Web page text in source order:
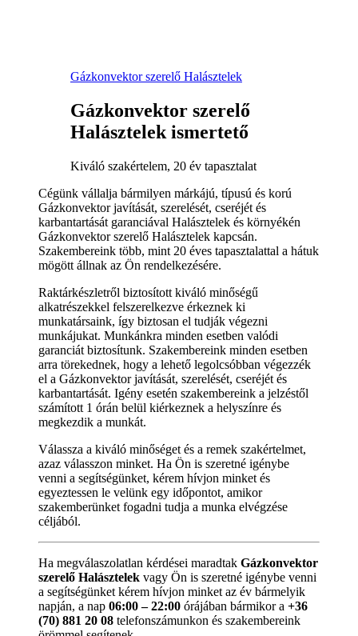
Gázkonvektor szerelő Halásztelek
Gázkonvektor szerelő
Halásztelek ismertető
Kiváló szakértelem, 20 év tapasztalat
Cégünk vállalja bármilyen márkájú, típusú és korú
Gázkonvektor javítását, szerelését, cseréjét és
karbantartását garanciával Halásztelek és környékén
Gázkonvektor szerelő Halásztelek kapcsán.
Szakembereink több, mint 20 éves tapasztalattal a hátuk
mögött állnak az Ön rendelkezésére.
Raktárkészletről biztosított kiváló minőségű
alkatrészekkel felszerelkezve érkeznek ki
munkatársaink, így biztosan el tudják végezni
munkájukat. Munkánkra minden esetben valódi
garanciát biztosítunk. Szakembereink minden esetben
arra törekednek, hogy a lehető legolcsóbban végezzék
el a Gázkonvektor javítását, szerelését, cseréjét és
karbantartását. Igény esetén szakembereink a jelzéstől
számított 1 órán belül kiérkeznek a helyszínre és
megkezdik a munkát.
Válassza a kiváló minőséget és a remek szakértelmet,
azaz válasszon minket. Ha Ön is szeretné igénybe
venni a segítségünket, kérem hívjon minket és
egyeztessen le velünk egy időpontot, amikor
szakemberünket fogadni tudja a munka elvégzése
céljából.
Ha megválaszolatlan kérdései maradtak Gázkonvektor
szerelő Halásztelek vagy Ön is szeretné igénybe venni
a segítségünket kérem hívjon minket az év bármelyik
napján, a nap 06:00 – 22:00 órájában bármikor a +36
(70) 881 20 08 telefonszámunkon és szakembereink